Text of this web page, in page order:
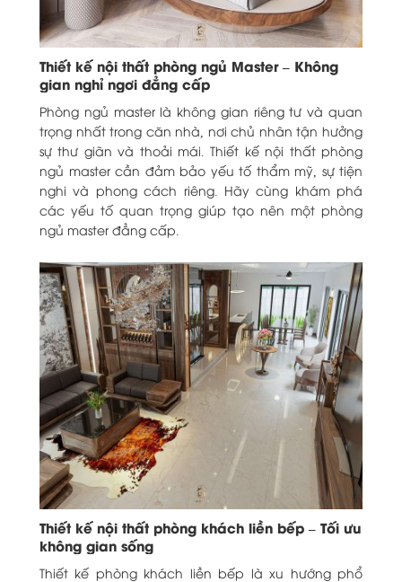
Thiết kế nội thất phòng ngủ Master – Không
gian nghỉ ngơi đẳng cấp
Phòng ngủ master là không gian riêng tư và quan
trọng nhất trong căn nhà, nơi chủ nhân tận hưởng
sự thư giãn và thoải mái. Thiết kế nội thất phòng
ngủ master cần đảm bảo yếu tố thẩm mỹ, sự tiện
nghi và phong cách riêng. Hãy cùng khám phá
các yếu tố quan trọng giúp tạo nên một phòng
ngủ master đẳng cấp.
Thiết kế nội thất phòng khách liền bếp – Tối ưu
không gian sống
Thiết kế phòng khách liền bếp là xu hướng phổ